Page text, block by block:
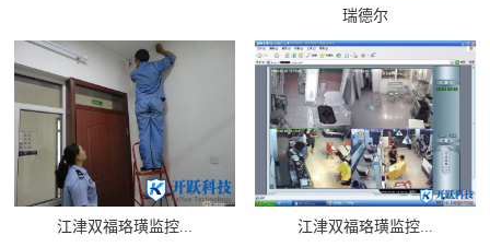
瑞德尔
江津双福珞璜监控... 江津双福珞璜监控...